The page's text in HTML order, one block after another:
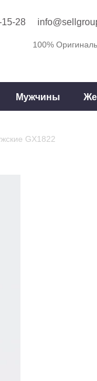
15-28
100%
Мужчины
GX1822